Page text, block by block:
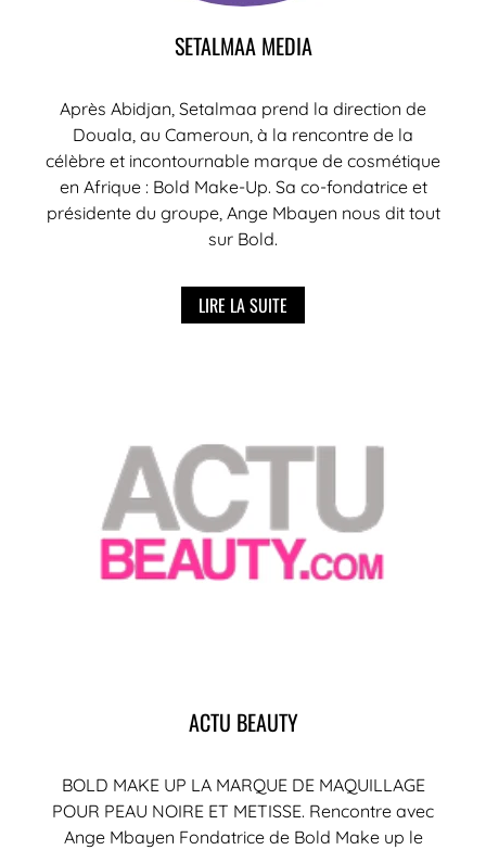
SETALMAA MEDIA
Après Abidjan, Setalmaa prend la direction de
Douala, au Cameroun, à la rencontre de la
célèbre et incontournable marque de cosmétique
en Afrique : Bold Make-Up. Sa co-fondatrice et
présidente du groupe, Ange Mbayen nous dit tout
sur Bold.
LIRE LA SUITE
ACTU BEAUTY
BOLD MAKE UP LA MARQUE DE MAQUILLAGE
POUR PEAU NOIRE ET METISSE. Rencontre avec
Ange Mbayen Fondatrice de Bold Make up le